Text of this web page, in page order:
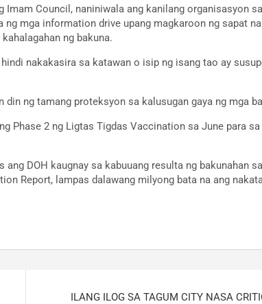
Imam Council, naniniwala ang kanilang organisasyon sa
ng mga information drive upang magkaroon ng sapat na
ng bakuna.
nakakasira sa katawan o isip ng isang tao ay
ng tamang proteksyon sa kalusugan gaya ng mga
Phase 2 ng Ligtas Tigdas Vaccination sa June para
DOH kaugnay sa kabuuang resulta ng bakunahan sa
Report, lampas dalawang milyong bata na ang
ILANG ILOG SA TAGUM CITY NASA